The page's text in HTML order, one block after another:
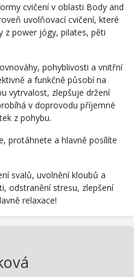
cvičení v oblasti Body and
uvolňovací cvičení, které
z power jógy, pilates, pěti
pohyblivosti a vnitřní
a funkčně působí na
vytrvalost, zlepšuje držení
v doprovodu příjemné
z pohybu.
protáhnete a hlavně posílíte
svalů, uvolnění kloubů a
odstranění stresu, zlepšení
relaxace!